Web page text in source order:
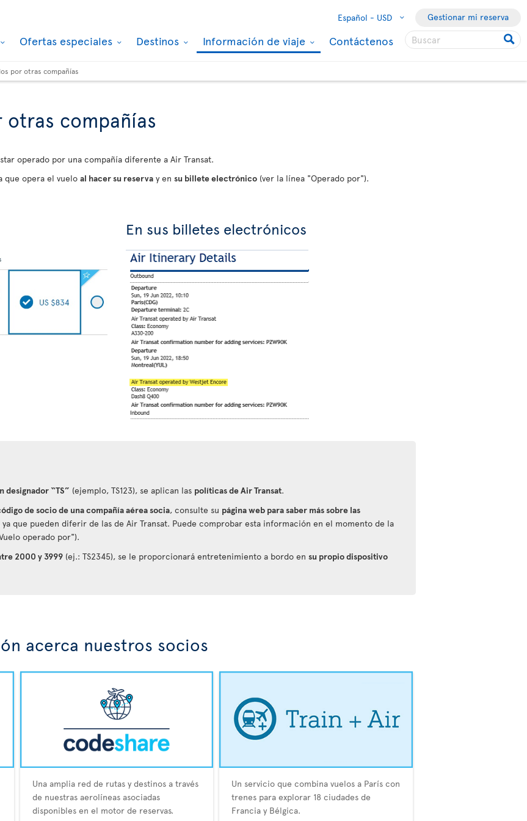
Español - USD Gestionar mi reserva
Ofertas especiales Destinos Información de viaje Contáctenos
por otras compañías
compañías
operado por una compañía diferente a Air Transat.
que opera el vuelo al hacer su reserva y en su billete electrónico (ver la línea "Operado por").
En sus billetes electrónicos
designador “TS” (ejemplo, TS123), se aplican las políticas de Air Transat.
de socio de una compañía aérea socia, consulte su página web para saber más sobre las
ya que pueden diferir de las de Air Transat. Puede comprobar esta información en el momento de la
operado por").
2000 y 3999 (ej.: TS2345), se le proporcionará entretenimiento a bordo en su propio dispositivo
acerca nuestros socios
Una amplia red de rutas y destinos a través
de nuestras aerolíneas asociadas
disponibles en el motor de reservas.
Un servicio que combina vuelos a París con
trenes para explorar 18 ciudades de
Francia y Bélgica.